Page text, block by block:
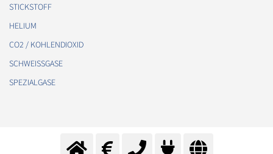
STICKSTOFF
HELIUM
CO2 / KOHLENDIOXID
SCHWEISSGASE
SPEZIALGASE